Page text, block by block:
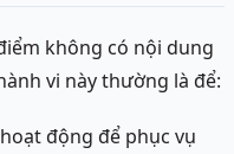
không có nội dung
vi này thường là để:
động để phục vụ